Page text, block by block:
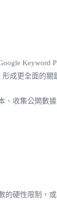
Keyword
成更全面的關
收集公開數
硬性限制